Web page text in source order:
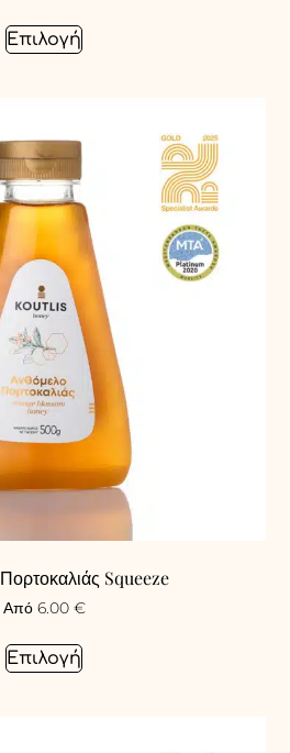
Επιλογή
Squeeze
Από 6.00 €
Επιλογή